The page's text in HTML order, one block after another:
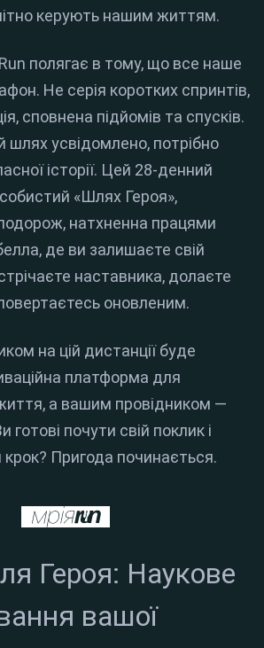
керують нашим життям.
полягає в тому, що все наше
Не серія коротких спринтів,
сповнена підйомів та спусків.
шлях усвідомлено, потрібно
історії. Цей 28-денний
«Шлях Героя»,
натхненна працями
де ви залишаєте свій
наставника, долаєте
оновленим.
на цій дистанції буде
платформа для
а вашим провідником —
почути свій поклик і
Пригода починається.
Героя: Наукове
вашої